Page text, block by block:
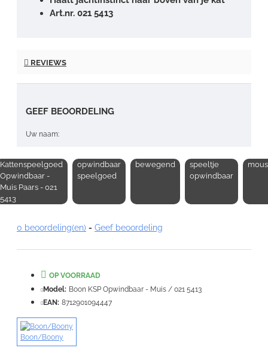
Art.nr. 021 5413
REVIEWS
GEEF BEOORDELING
Uw naam:
Opmerking:
Note:HTML-code wordt niet vertaald!
Slecht
Kattenspeelgoed
Opwindbaar -
Muis Paars - 021
5413
opwindbaar
speelgoed
bewegend
speeltje
opwindbaar
0 beoordeling(en) - Geef beoordeling
OP VOORRAAD
Model: Boon KSP Opwindbaar - Muis / 021 5413
EAN: 8712901094447
Boon/Boony